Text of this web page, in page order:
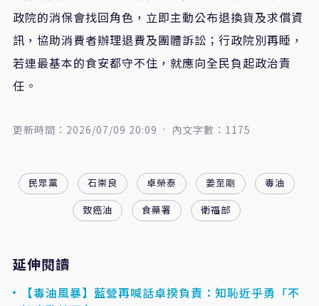
政院的消保會找回角色，立即主動公布退換貨及求償資
訊，協助消費者辦理退費及團體訴訟；行政院別再睡，
若連最基本的食安都守不住，就應向全民負起政治責
任。
更新時間：2026/07/09 20:09 內文字數：1175
民眾黨 石崇良 卓榮泰 姜至剛
毒油
致癌油
食藥署 衛福部
延伸閱讀
【毒油風暴】藍營再喊話卓揆負責：知恥近乎勇「不